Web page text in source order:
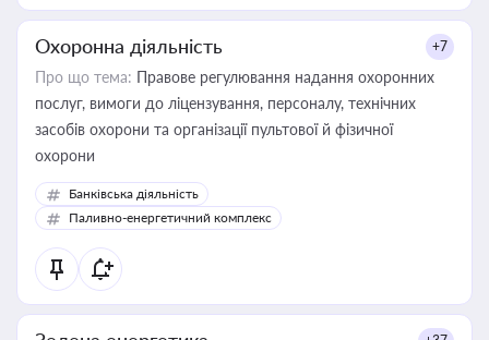
Охоронна діяльність +7
Про що тема: Правове регулювання надання охоронних
послуг, вимоги до ліцензування, персоналу, технічних
засобів охорони та організації пультової й фізичної
охорони
Банківська діяльність
Паливно-енергетичний комплекс